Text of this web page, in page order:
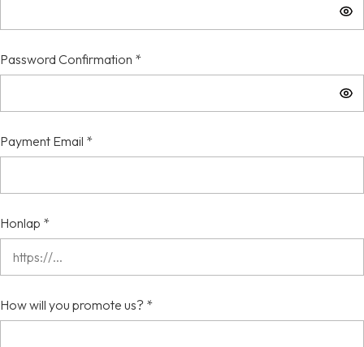
Password Confirmation *
Payment Email *
Honlap *
How will you promote us? *